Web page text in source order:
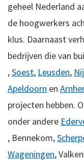
geheel Nederland
de hoogwerkers
klus. Daarnaast
bedrijven die van
,Soest, Leusden,
Apeldoorn en
projecten hebben.
onder andere
, Bennekom,
Wageningen,